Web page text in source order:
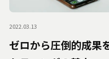
2022.03.13
ゼロから圧倒的成果